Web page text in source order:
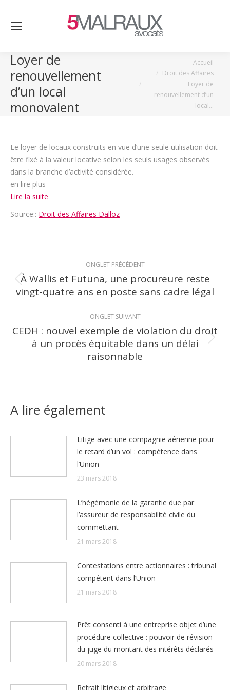
Loyer de
renouvellement
d’un local
monovalent
Accueil
Droit des Affaires
Loyer de
renouvellement d’un
local…
Le loyer de locaux construits en vue d’une seule utilisation doit
être fixé à la valeur locative selon les seuls usages observés
dans la branche d’activité considérée.
en lire plus
Lire la suite
Source:: Droit des Affaires Dalloz
Navigation
de
commentaire
ONGLET PRÉCÉDENT
Onglet
précédent
À Wallis et Futuna, une procureure reste
vingt-quatre ans en poste sans cadre légal
ONGLET SUIVANT
Onglet
suivant
CEDH : nouvel exemple de violation du droit
à un procès équitable dans un délai
raisonnable
A lire également
Litige avec une compagnie aérienne pour
le retard d’un vol : compétence dans
l’Union
23 mars 2018
L’hégémonie de la garantie due par
l’assureur de responsabilité civile du
commettant
21 mars 2018
Contestations entre actionnaires : tribunal
compétent dans l’Union
21 mars 2018
Prêt consenti à une entreprise objet d’une
procédure collective : pouvoir de révision
du juge du montant des intérêts déclarés
20 mars 2018
Retrait litigieux et arbitrage